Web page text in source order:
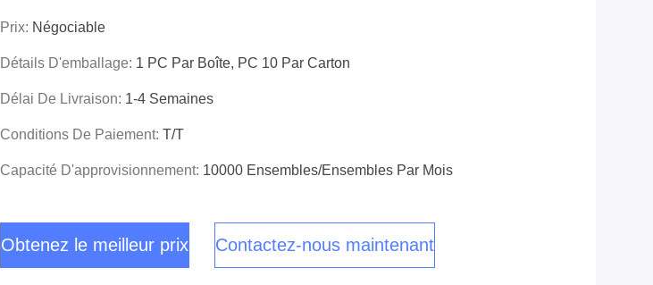
Prix: Négociable
Détails D'emballage: 1 PC Par Boîte, PC 10 Par Carton
Délai De Livraison: 1-4 Semaines
Conditions De Paiement: T/T
Capacité D'approvisionnement: 10000 Ensembles/ensembles Par Mois
Obtenez le meilleur prix Contactez-nous maintenant